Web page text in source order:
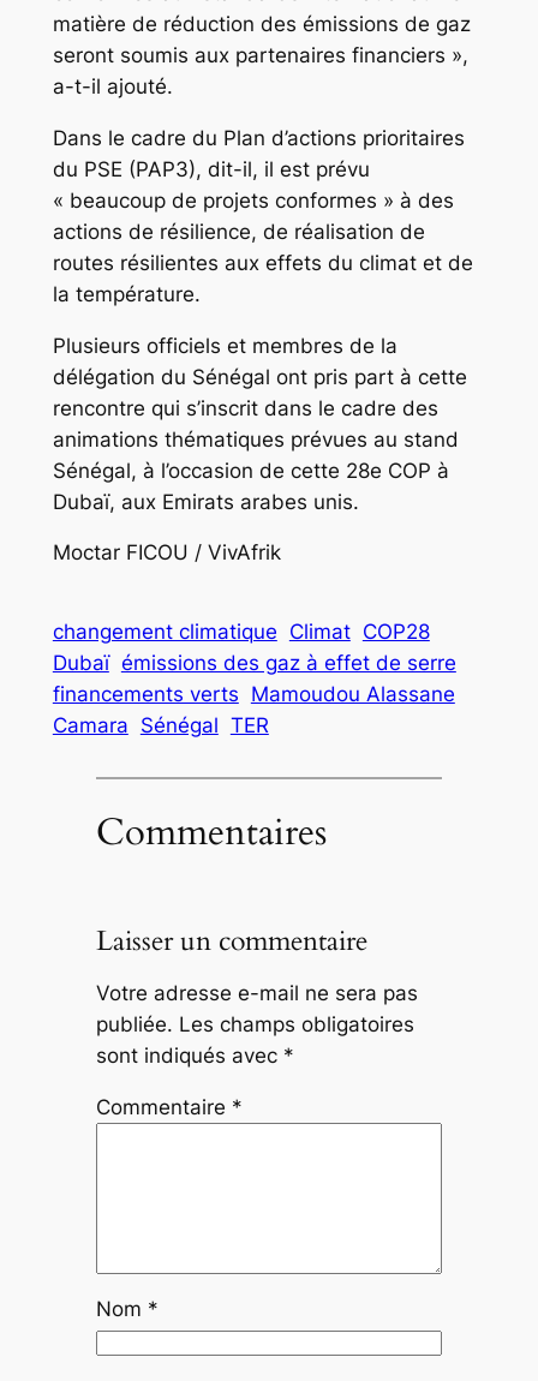
matière de réduction des émissions de gaz
seront soumis aux partenaires financiers »,
a-t-il ajouté.
Dans le cadre du Plan d’actions prioritaires
du PSE (PAP3), dit-il, il est prévu
« beaucoup de projets conformes » à des
actions de résilience, de réalisation de
routes résilientes aux effets du climat et de
la température.
Plusieurs officiels et membres de la
délégation du Sénégal ont pris part à cette
rencontre qui s’inscrit dans le cadre des
animations thématiques prévues au stand
Sénégal, à l’occasion de cette 28e COP à
Dubaï, aux Emirats arabes unis.
Moctar FICOU / VivAfrik
changement climatique Climat COP28
Dubaï émissions des gaz à effet de serre
financements verts Mamoudou Alassane
Camara Sénégal TER
Commentaires
Laisser un commentaire
Votre adresse e-mail ne sera pas
publiée. Les champs obligatoires
sont indiqués avec *
Commentaire *
Nom *